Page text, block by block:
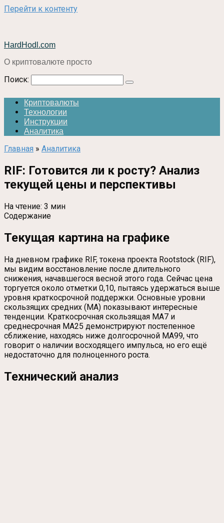
Перейти к контенту
HardHodl.com
О криптовалюте просто
Поиск:
Криптовалюты
Технологии
Инструкции
Аналитика
Главная » Аналитика
RIF: Готовится ли к росту? Анализ
текущей цены и перспективы
На чтение: 3 мин
Содержание
Текущая картина на графике
На дневном графике RIF, токена проекта Rootstock (RIF),
мы видим восстановление после длительного
снижения, начавшегося весной этого года. Сейчас цена
торгуется около отметки 0,10, пытаясь удержаться выше
уровня краткосрочной поддержки. Основные уровни
скользящих средних (MA) показывают интересные
тенденции. Краткосрочная скользящая MA7 и
среднесрочная MA25 демонстрируют постепенное
сближение, находясь ниже долгосрочной MA99, что
говорит о наличии восходящего импульса, но его ещё
недостаточно для полноценного роста.
Технический анализ